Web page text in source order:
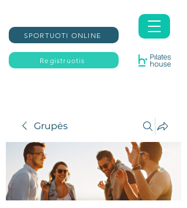
Registruotis
SPORTUOTI ONLINE
Grupės